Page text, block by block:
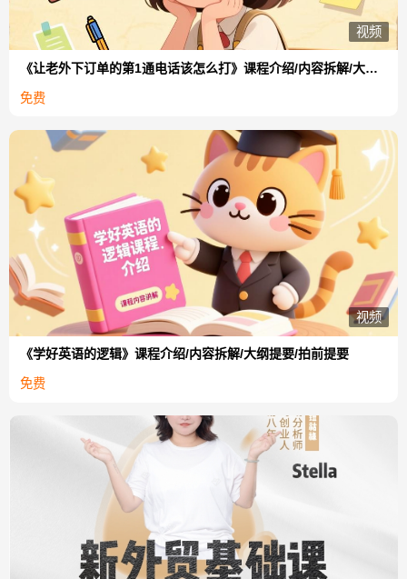
视频
《让老外下订单的第1通电话该怎么打》课程介绍/内容拆解/大纲提要/拍前提要
免费
视频
《学好英语的逻辑》课程介绍/内容拆解/大纲提要/拍前提要
免费